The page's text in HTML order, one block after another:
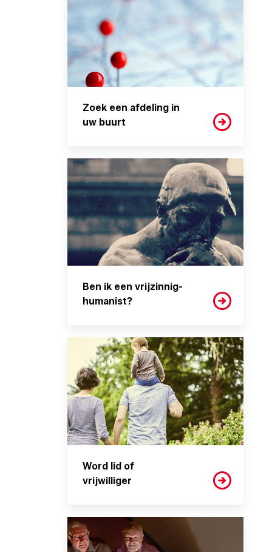
Zoek een afdeling in
uw buurt
Ben ik een vrijzinnig-
humanist?
Word lid of
vrijwilliger